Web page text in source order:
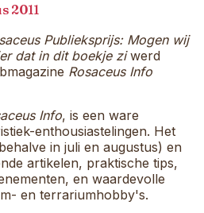
2011
Publieksprijs: Mogen wij
dat in dit boekje ziwerd
Rosaceus Info
Info, is een ware
enthousiastelingen. Het
in juli en augustus) en
artikelen, praktische tips,
en waardevolle
en terrariumhobby's.